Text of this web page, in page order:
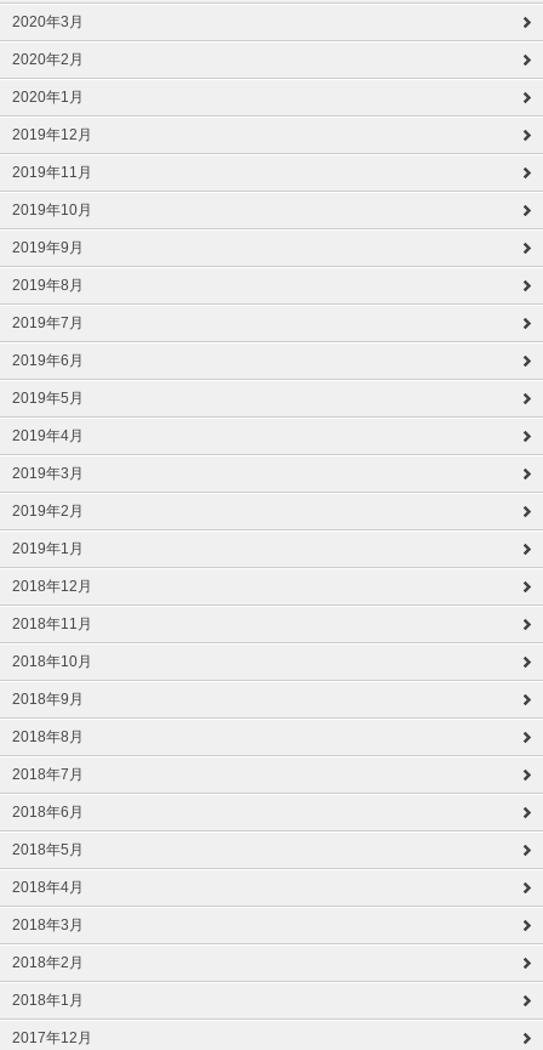
2020年3月
2020年2月
2020年1月
2019年12月
2019年11月
2019年10月
2019年9月
2019年8月
2019年7月
2019年6月
2019年5月
2019年4月
2019年3月
2019年2月
2019年1月
2018年12月
2018年11月
2018年10月
2018年9月
2018年8月
2018年7月
2018年6月
2018年5月
2018年4月
2018年3月
2018年2月
2018年1月
2017年12月